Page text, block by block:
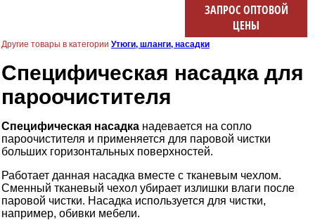
ЗАПРОС ОПТОВОЙ
ЦЕНЫ
Другие товары в категории Утюги, шланги, насадки
Специфическая насадка для
пароочистителя
Специфическая насадка надевается на сопло
пароочистителя и применяется для паровой чистки
больших горизонтальных поверхностей.
Работает данная насадка вместе с тканевым чехлом.
Сменный тканевый чехол убирает излишки влаги после
паровой чистки. Насадка используется для чистки,
например, обивки мебели.